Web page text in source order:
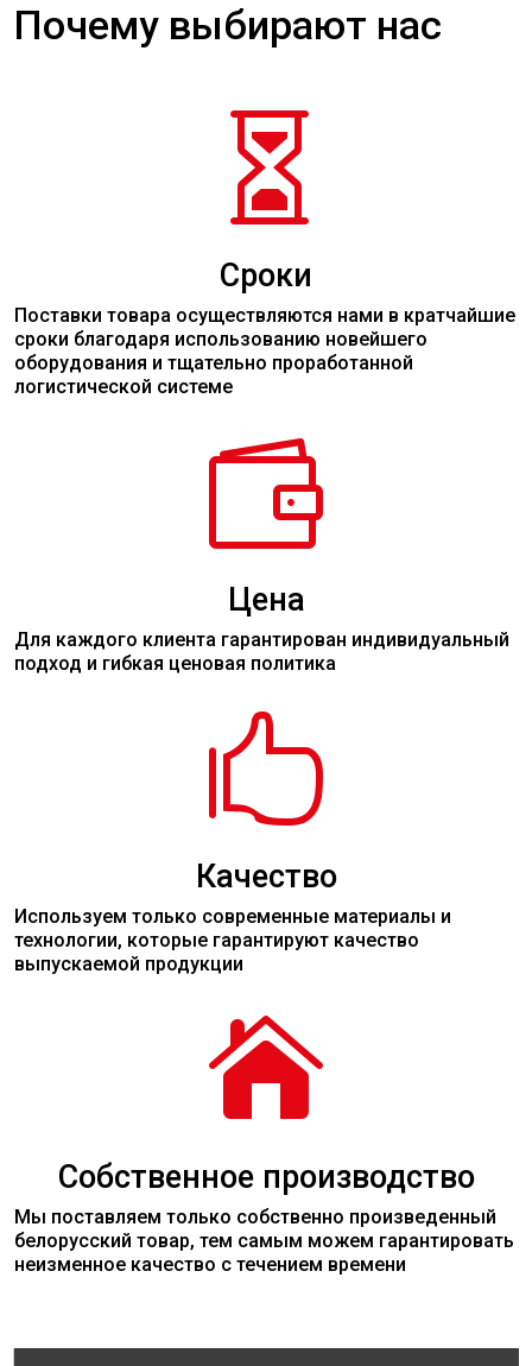
Почему выбирают нас

Сроки
Поставки товара осуществляются нами в кратчайшие
сроки благодаря использованию новейшего
оборудования и тщательно проработанной
логистической системе

Цена
Для каждого клиента гарантирован индивидуальный
подход и гибкая ценовая политика

Качество
Используем только современные материалы и
технологии, которые гарантируют качество
выпускаемой продукции

Собственное производство
Мы поставляем только собственно произведенный
белорусский товар, тем самым можем гарантировать
неизменное качество с течением времени